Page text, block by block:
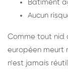
Bâtiment
Aucun
Comme tout nid
européen meurt
n'est jamais